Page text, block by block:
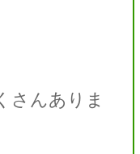
さんありま